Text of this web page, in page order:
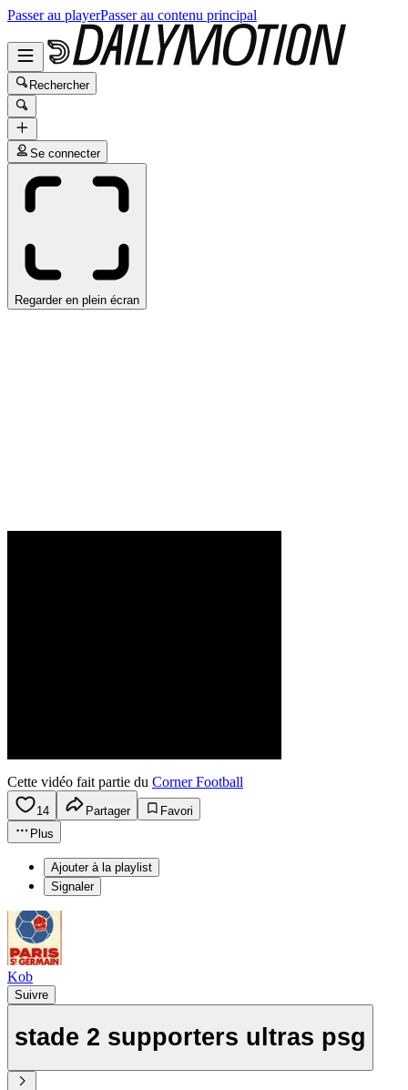
Passer au playerPasser au contenu principal
Rechercher
Se connecter
Regarder en plein écran
Cette vidéo fait partie du Corner Football
14 Partager
Favori
Plus
Ajouter à la playlist
Signaler
Kob
Suivre
stade 2 supporters ultras psg